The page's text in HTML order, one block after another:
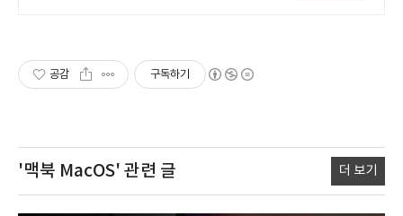
공감 구독하기
'맥북 MacOS' 관련 글 더 보기